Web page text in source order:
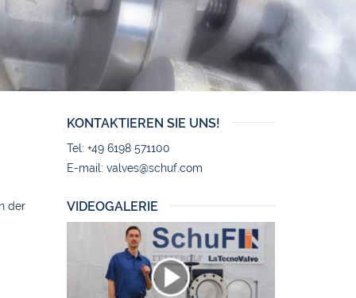
der
KONTAKTIEREN SIE UNS!
Tel: +49 6198 571100
E-mail: valves@schuf.com
VIDEOGALERIE